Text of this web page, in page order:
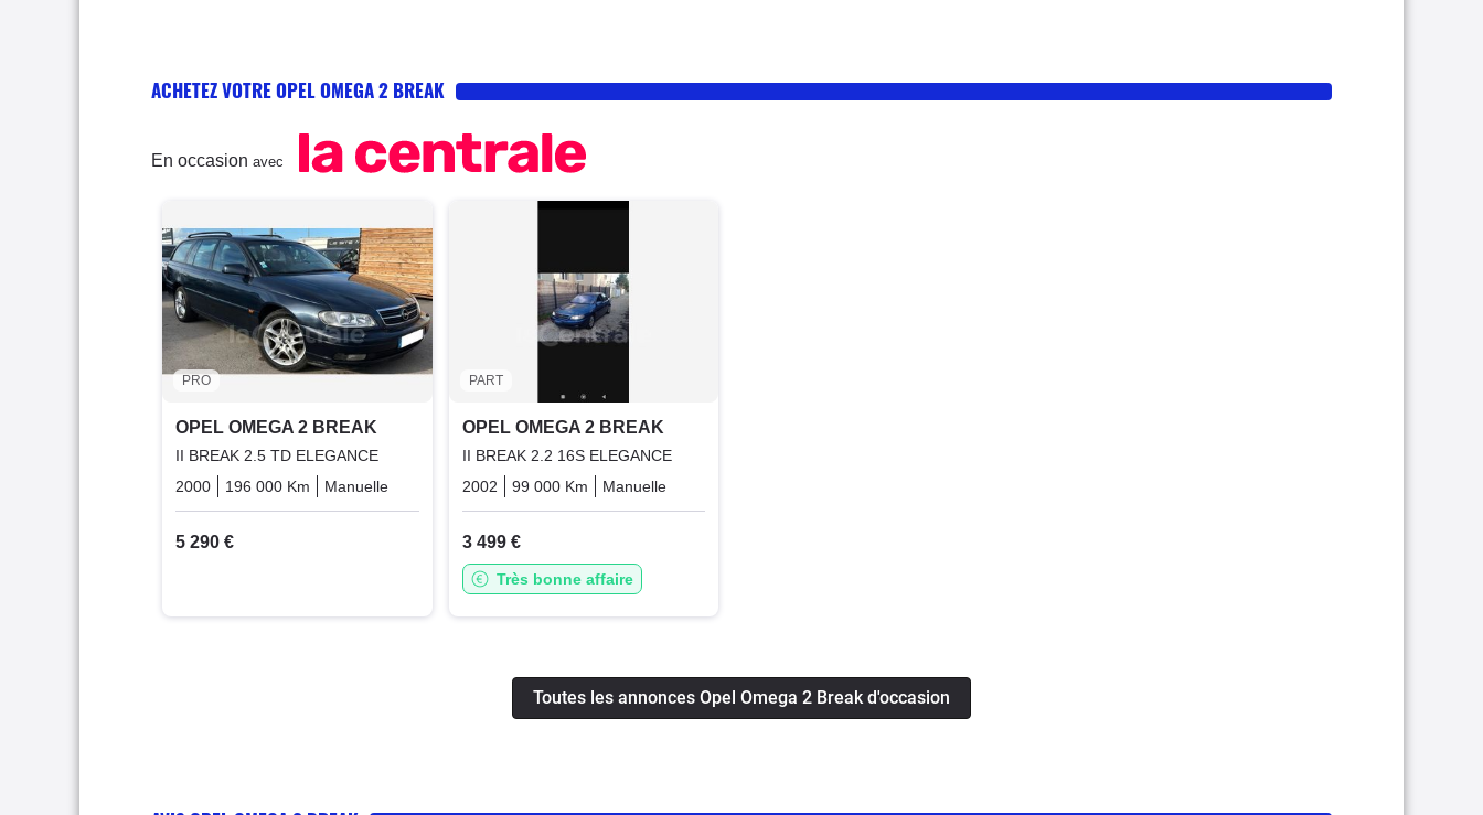
ACHETEZ VOTRE OPEL OMEGA 2 BREAK
En occasion avec
PRO
OPEL OMEGA 2 BREAK
II BREAK 2.5 TD ELEGANCE
2000
196 000 Km Manuelle
5 290 €
PART
OPEL OMEGA 2 BREAK
II BREAK 2.2 16S ELEGANCE
2002
99 000 Km Manuelle
3 499 €
Très bonne affaire
Toutes les annonces Opel Omega 2 Break d'occasion